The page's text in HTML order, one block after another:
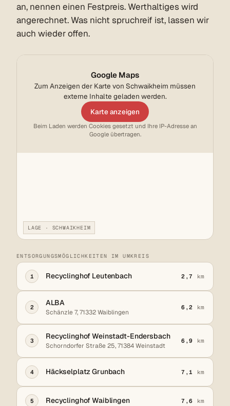
an, nennen einen Festpreis. Werthaltiges wird
angerechnet. Was nicht spruchreif ist, lassen wir
auch wieder offen.
Google Maps
Zum Anzeigen der Karte von Schwaikheim müssen
externe Inhalte geladen werden.
Karte anzeigen
Beim Laden werden Cookies gesetzt und Ihre IP-Adresse an
Google übertragen.
LAGE · SCHWAIKHEIM
ENTSORGUNGSMÖGLICHKEITEN IM UMKREIS
1 Recyclinghof Leutenbach 2,7 km
2
ALBA
Schänzle 7, 71332 Waiblingen
6,2 km
3
Recyclinghof Weinstadt-Endersbach
Schorndorfer Straße 25, 71384 Weinstadt
6,9 km
4 Häckselplatz Grunbach 7,1 km
5 Recyclinghof Waiblingen 7,6 km